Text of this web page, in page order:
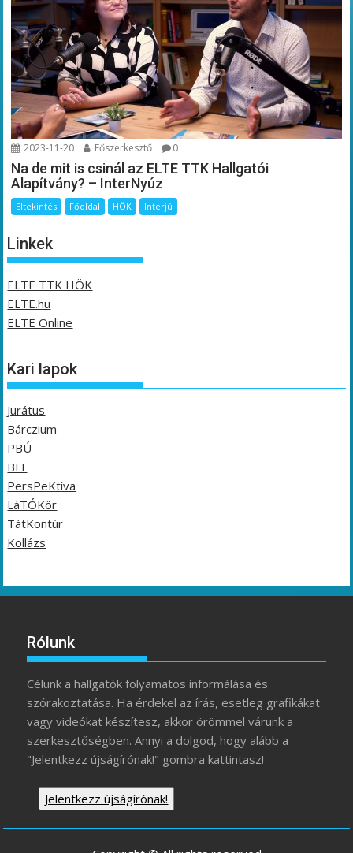
2023-11-20 Főszerkesztő 0
Na de mit is csinál az ELTE TTK Hallgatói
Alapítvány? – InterNyúz
Eltekintés Főoldal HÖK Interjú
Linkek
ELTE TTK HÖK
ELTE.hu
ELTE Online
Kari lapok
Jurátus
Bárczium
PBÚ
BIT
PersPeKtíva
LáTÓKör
TátKontúr
Kollázs
Rólunk
Célunk a hallgatók folyamatos informálása és
szórakoztatása. Ha érdekel az írás, esetleg grafikákat
vagy videókat készítesz, akkor örömmel várunk a
szerkesztőségben. Annyi a dolgod, hogy alább a
"Jelentkezz újságírónak!" gombra kattintasz!
Jelentkezz újságírónak!